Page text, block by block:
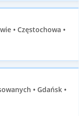
• Częstochowa •
• Gdańsk •